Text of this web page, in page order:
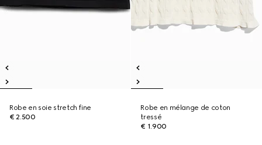
Robe en soie stretch fine
€ 2.500
Robe en mélange de coton
tressé
€ 1.900